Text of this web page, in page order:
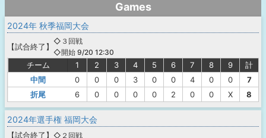
Games
2024年 秋季福岡大会
【試合終了 】
◇３回戦
◇開始 9/20 12:30
チーム 1 2 3 4 5 6 7 8 9
計
中間
0 0 0 3 0 0 4 0 0
7
折尾
6 0 0 0 0 2 0 0 X 8
2024年選手権 福岡大会
【試合終了 】 ◇２回戦